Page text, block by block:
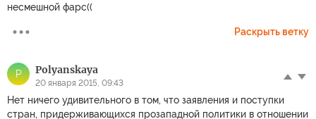
несмешной фарс((
Раскрыть ветку
P Polyanskaya
20 января 2015, 09:43
Нет ничего удивительного в том, что заявления и поступки
стран, придерживающихся прозападной политики в отношении